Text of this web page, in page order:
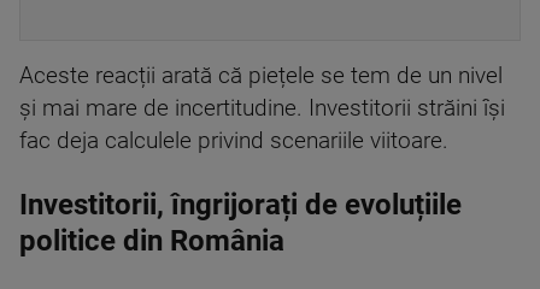
Aceste reacții arată că piețele se tem de un nivel
și mai mare de incertitudine. Investitorii străini își
fac deja calculele privind scenariile viitoare.
Investitorii, îngrijorați de evoluțiile
politice din România